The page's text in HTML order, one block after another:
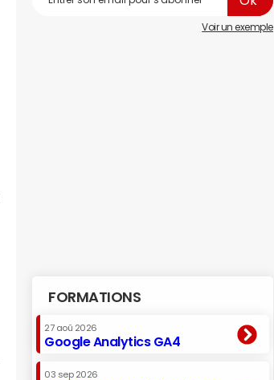
Voir un exemple
FORMATIONS
27 aoû 2026
Google Analytics GA4
03 sep 2026